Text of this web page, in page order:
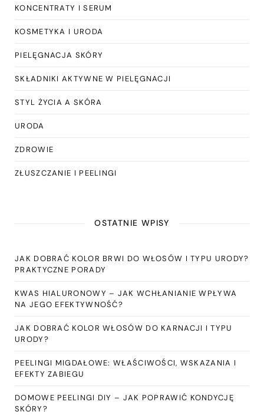
KONCENTRATY I SERUM
KOSMETYKA I URODA
PIELĘGNACJA SKÓRY
SKŁADNIKI AKTYWNE W PIELĘGNACJI
STYL ŻYCIA A SKÓRA
URODA
ZDROWIE
ZŁUSZCZANIE I PEELINGI
OSTATNIE WPISY
JAK DOBRAĆ KOLOR BRWI DO WŁOSÓW I TYPU URODY?
PRAKTYCZNE PORADY
KWAS HIALURONOWY – JAK WCHŁANIANIE WPŁYWA
NA JEGO EFEKTYWNOŚĆ?
JAK DOBRAĆ KOLOR WŁOSÓW DO KARNACJI I TYPU
URODY?
PEELINGI MIGDAŁOWE: WŁAŚCIWOŚCI, WSKAZANIA I
EFEKTY ZABIEGU
DOMOWE PEELINGI DIY – JAK POPRAWIĆ KONDYCJĘ
SKÓRY?